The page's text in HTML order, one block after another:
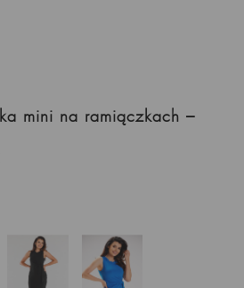
mini na ramiączkach –